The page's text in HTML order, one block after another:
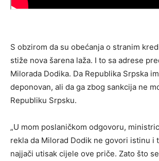
S obzirom da su obećanja o stranim
stiže nova šarena laža. I to sa adrese
Milorada Dodika. Da Republika Srpska
deponovan, ali da ga zbog sankcija ne
Republiku Srpsku.
„U mom poslaničkom odgovoru,
rekla da Milorad Dodik ne govori istinu i
najjači utisak cijele ove priče. Zato što